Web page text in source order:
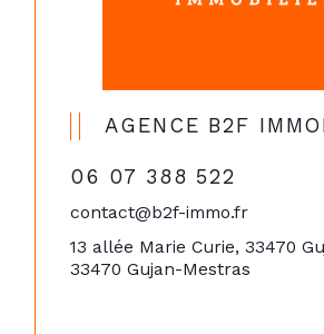
AGENCE B2F
06 07 388 522
contact@b2f-immo.fr
13 allée Marie Curie, 33470
33470 Gujan-Mestras